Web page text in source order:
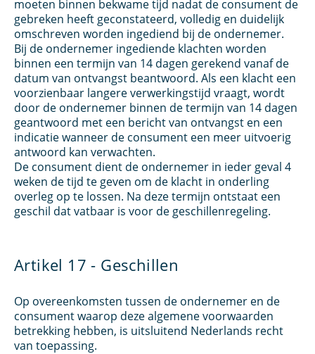
moeten binnen bekwame tijd nadat de consument de
gebreken heeft geconstateerd, volledig en duidelijk
omschreven worden ingediend bij de ondernemer.
Bij de ondernemer ingediende klachten worden
binnen een termijn van 14 dagen gerekend vanaf de
datum van ontvangst beantwoord. Als een klacht een
voorzienbaar langere verwerkingstijd vraagt, wordt
door de ondernemer binnen de termijn van 14 dagen
geantwoord met een bericht van ontvangst en een
indicatie wanneer de consument een meer uitvoerig
antwoord kan verwachten.
De consument dient de ondernemer in ieder geval 4
weken de tijd te geven om de klacht in onderling
overleg op te lossen. Na deze termijn ontstaat een
geschil dat vatbaar is voor de geschillenregeling.
Artikel 17 - Geschillen
Op overeenkomsten tussen de ondernemer en de
consument waarop deze algemene voorwaarden
betrekking hebben, is uitsluitend Nederlands recht
van toepassing.